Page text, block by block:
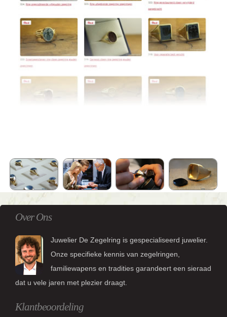
Over Ons
Juwelier De Zegelring is gespecialiseerd juwelier.
Onze specifieke kennis van zegelringen,
familiewapens en tradities garandeert een sieraad
dat u vele jaren met plezier draagt.
Klantbeoordeling